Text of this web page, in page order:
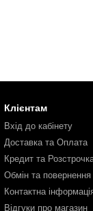
Клієнтам
Вхід до кабінету
Доставка та Оплата
Кредит та
Обмін та повернення
Контактна
Відгуки про магазин